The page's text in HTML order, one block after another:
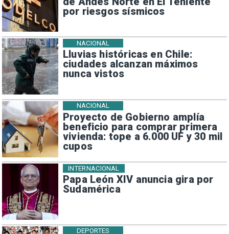
por riesgos sísmicos
Lluvias históricas en Chile:
ciudades alcanzan máximos
nunca vistos
NACIONAL
Proyecto de Gobierno amplía
beneficio para comprar primera
vivienda: tope a 6.000 UF y 30 mil
cupos
NACIONAL
Papa León XIV anuncia gira por
Sudamérica
INTERNACIONAL
DEPORTES